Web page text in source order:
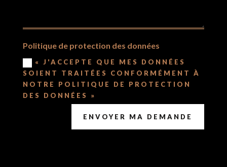
Politique de protection des données
« J'ACCEPTE QUE MES DONNÉES
SOIENT TRAITÉES CONFORMÉMENT À
NOTRE POLITIQUE DE PROTECTION
DES DONNÉES »
ENVOYER MA DEMANDE